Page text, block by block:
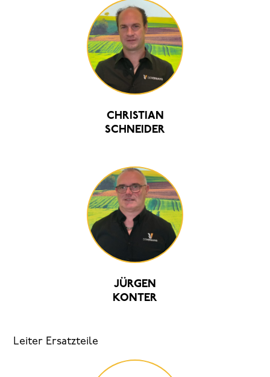
CHRISTIAN
SCHNEIDER
JÜRGEN
KONTER
Leiter Ersatzteile